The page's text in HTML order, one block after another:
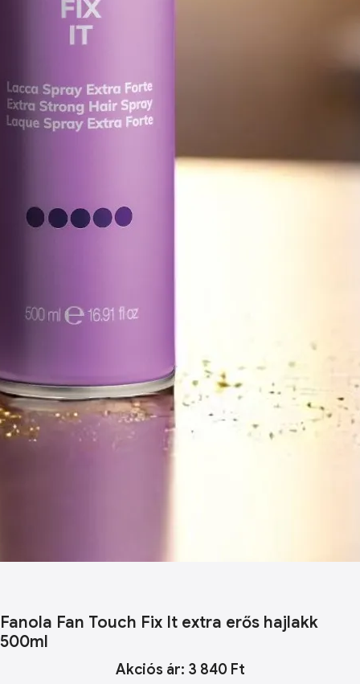
Fanola Fan Touch Fix It extra erős hajlakk
500ml
Akciós ár: 3 840 Ft